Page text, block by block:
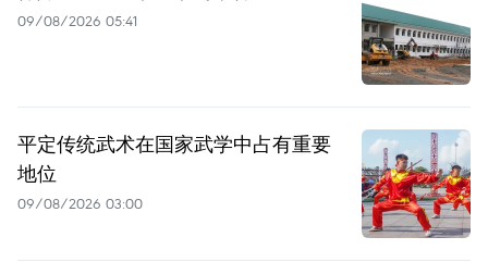
09/08/2026 05:41
平定传统武术在国家武学中占有重要
地位
09/08/2026 03:00